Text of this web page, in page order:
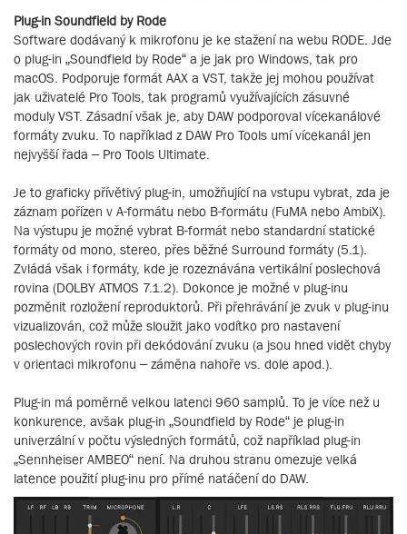
Plug-in Soundfield by Rode
Software dodávaný k mikrofonu je ke stažení na webu RODE. Jde
o plug-in „Soundfield by Rode“ a je jak pro Windows, tak pro
macOS. Podporuje formát AAX a VST, takže jej mohou používat
jak uživatelé Pro Tools, tak programů využívajících zásuvné
moduly VST. Zásadní však je, aby DAW podporoval vícekanálové
formáty zvuku. To například z DAW Pro Tools umí vícekanál jen
nejvyšší řada – Pro Tools Ultimate.
Je to graficky přívětivý plug-in, umožňující na vstupu vybrat, zda je
záznam pořízen v A-formátu nebo B-formátu (FuMA nebo AmbiX).
Na výstupu je možné vybrat B-formát nebo standardní statické
formáty od mono, stereo, přes běžné Surround formáty (5.1).
Zvládá však i formáty, kde je rozeznávána vertikální poslechová
rovina (DOLBY ATMOS 7.1.2). Dokonce je možné v plug-inu
pozměnit rozložení reproduktorů. Při přehrávání je zvuk v plug-inu
vizualizován, což může sloužit jako vodítko pro nastavení
poslechových rovin při dekódování zvuku (a jsou hned vidět chyby
v orientaci mikrofonu – záměna nahoře vs. dole apod.).
Plug-in má poměrně velkou latenci 960 samplů. To je více než u
konkurence, avšak plug-in „Soundfield by Rode“ je plug-in
univerzální v počtu výsledných formátů, což například plug-in
„Sennheiser AMBEO“ není. Na druhou stranu omezuje velká
latence použití plug-inu pro přímé natáčení do DAW.